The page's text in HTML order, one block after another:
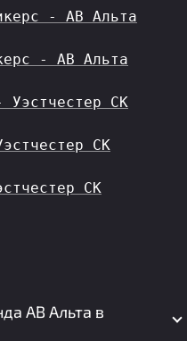
- АВ Альта
- АВ Альта
СК
СК
СК
АВ Альта в